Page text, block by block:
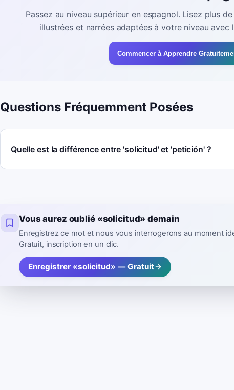
Passez au niveau supérieur en espagnol. Lisez plus
illustrées et narrées adaptées à votre niveau
Commencer à Apprendre
Questions Fréquemment Posées
Quelle est la différence entre 'solicitud' et 'petición' ?
Vous aurez oublié «solicitud» demain
Enregistrez ce mot et nous vous interrogerons au moment
Gratuit, inscription en un clic.
Enregistrer «solicitud» — Gratuit